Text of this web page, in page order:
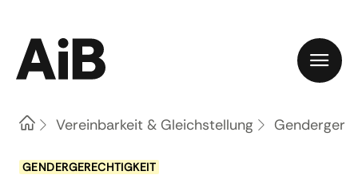
HomeVereinbarkeit & Gleichstellung
GENDERGERECHTIGKEIT